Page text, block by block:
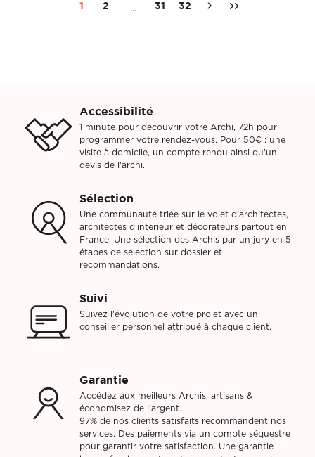
1 2 ... 31 32
Accessibilité
1 minute pour découvrir votre Archi, 72h pour
programmer votre rendez-vous. Pour 50€ : une
visite à domicile, un compte rendu ainsi qu'un
devis de l'archi.
Sélection
Une communauté triée sur le volet d'architectes,
architectes d'intèrieur et décorateurs partout en
France. Une sélection des Archis par un jury en 5
étapes de sélection sur dossier et
recommandations.
Suivi
Suivez l'évolution de votre projet avec un
conseiller personnel attribué à chaque client.
Garantie
Accédez aux meilleurs Archis, artisans &
économisez de l'argent.
97% de nos clients satisfaits recommandent nos
services. Des paiements via un compte séquestre
pour garantir votre satisfaction. Une garantie